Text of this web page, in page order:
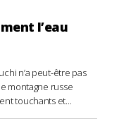
l’eau
n’a peut-être pas
montagne russe
touchants et...